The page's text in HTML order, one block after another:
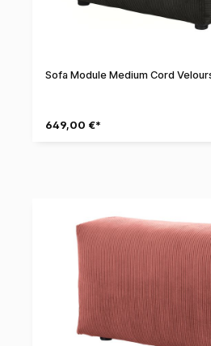
Sofa Module Medium Cord
649,00 €*